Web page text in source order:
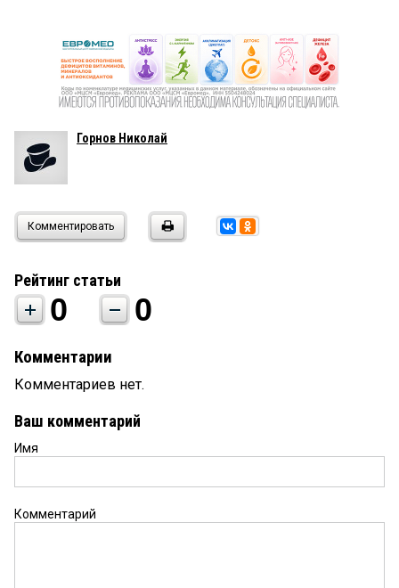
Горнов Николай
Комментировать
Рейтинг статьи
0 0
Комментарии
Комментариев нет.
Ваш комментарий
Имя
Комментарий